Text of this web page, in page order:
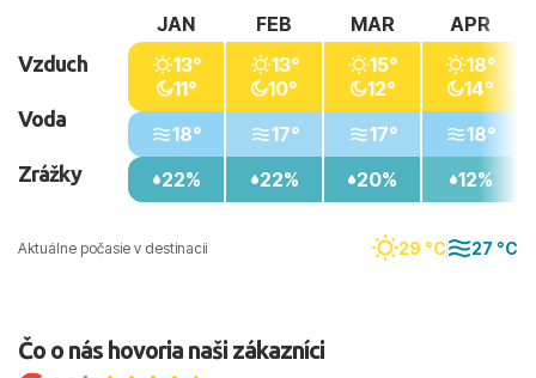
Aktuálne počasie v destinacii 29 °C 27 °C
Vzduch
Voda
Zrážky
JAN
13°
11°
18°
22%
FEB
13°
10°
17°
22%
MAR
15°
12°
17°
20%
APR
18°
14°
18°
12%
Čo o nás hovoria naši zákazníci